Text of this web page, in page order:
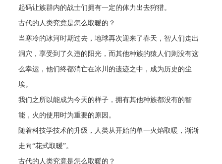
起码让族群内的战士们拥有一定的体力出去狩猎。
古代的人类究竟是怎么取暖的？
当寒冷的冰河时期过去，地球再次迎来了春天，智人们走出
洞穴，享受到了久违的阳光，而其他种族的猿人们则没有这
么幸运，他们终都消亡在冰川的遗迹之中，成为历史的尘
埃。
我们之所以能成为今天的样子，拥有其他种族都没有的智
能，火的使用时为重要的原因。
随着科技学技术的升级，人类从开始的单一火焰取暖，渐渐
走向“花式取暖”。
古代的人类究竟是怎么取暖的？